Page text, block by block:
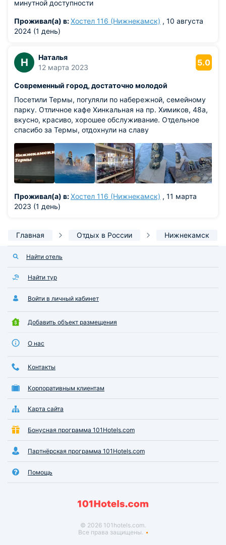
минутной доступности
Проживал(а) в:Хостел 116 (Нижнекамск) , 10 августа
2024 (1 день)
Н
Наталья
12 марта 2023
5.0
Современный город, достаточно молодой
Посетили Термы, погуляли по набережной, семейному
парку. Отличное кафе Хинкальная на пр. Химиков, 48а,
вкусно, красиво, хорошее обслуживание. Отдельное
спасибо за Термы, отдохнули на славу
Проживал(а) в:Хостел 116 (Нижнекамск) , 11 марта
2023 (1 день)
Главная Отдых в России Нижнекамск
Найти отель
Найти тур
Войти в личный кабинет
Добавить объект размещения
О нас
Контакты
Корпоративным клиентам
Карта сайта
Бонусная программа 101Hotels.com
Партнёрская программа 101Hotels.com
Помощь
© 2026 101hotels.com.
Все права защищены.